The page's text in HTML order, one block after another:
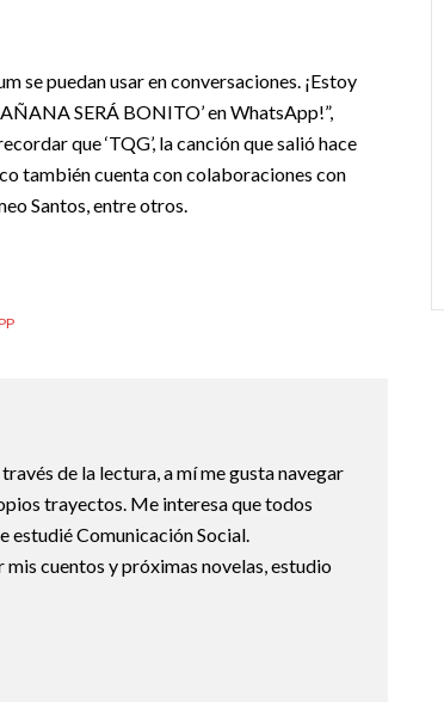
se puedan usar en conversaciones. ¡Estoy
SERÁ BONITO’ en WhatsApp!”,
que ‘TQG’, la canción que salió hace
también cuenta con colaboraciones con
Santos, entre otros.
de la lectura, a mí me gusta navegar
trayectos. Me interesa que todos
estudié Comunicación Social.
cuentos y próximas novelas, estudio